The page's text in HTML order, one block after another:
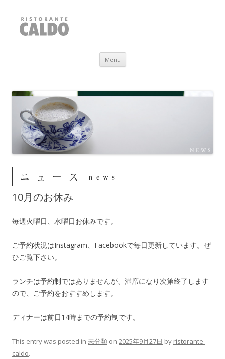
RISTORANTE CALDO
福井県敦賀市
Menu Skip to content
10月のお休み
毎週火曜日、水曜日お休みです。
ご予約状況はInstagram、Facebookで毎日更新しています。ぜ
ひご覧下さい。
ランチは予約制ではありませんが、満席になり次第終了します
ので、ご予約をおすすめします。
ディナーは前日14時までの予約制です。
This entry was posted in 未分類 on 2025年9月27日 by ristorante-
caldo.